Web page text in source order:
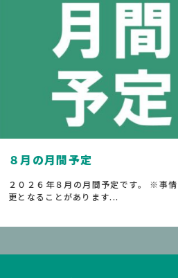
間予定です。 ※事情により変
ます...
先